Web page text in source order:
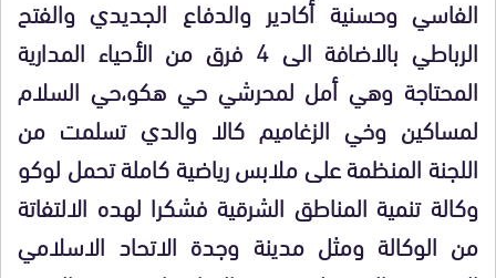
الفاسي وحسنية أكادير والدفاع الجديدي والفتح
الرباطي بالاضافة الى 4 فرق من الأحياء المدارية
المحتاجة وهي أمل لمحرشي حي هكو،حي السلام
لمساكين وخي الزغاميم كالا والدي تسلمت من
اللجنة المنظمة على ملابس رياضية كاملة تحمل لوكو
وكالة تنمية المناطق الشرقية فشكرا لهده الالتفاتة
من الوكالة ومثل مدينة وجدة الاتحاد الاسلامي